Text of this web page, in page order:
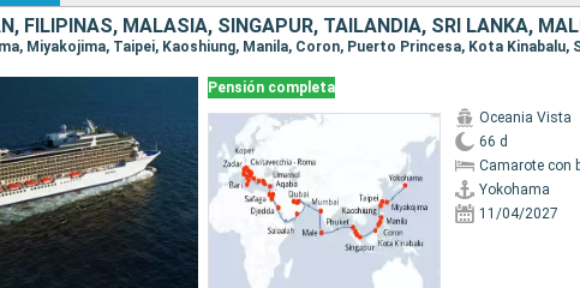
Pensión completa
Oceania Vista
66 d
Camarote con
Yokohama
11/04/2027